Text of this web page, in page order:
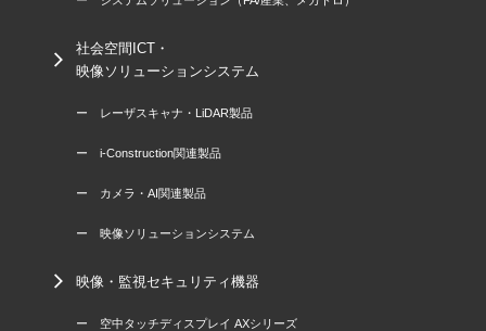
社会空間ICT・
映像ソリューションシステム
ー レーザスキャナ・LiDAR製品
ー i-Construction関連製品
ー カメラ・AI関連製品
ー 映像ソリューションシステム
映像・監視セキュリティ機器
ー 空中タッチディスプレイ AXシリーズ